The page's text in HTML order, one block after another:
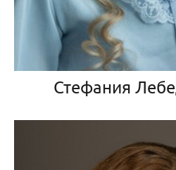
Стефания